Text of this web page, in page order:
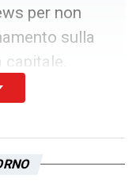
per non
sulla
Lazio: